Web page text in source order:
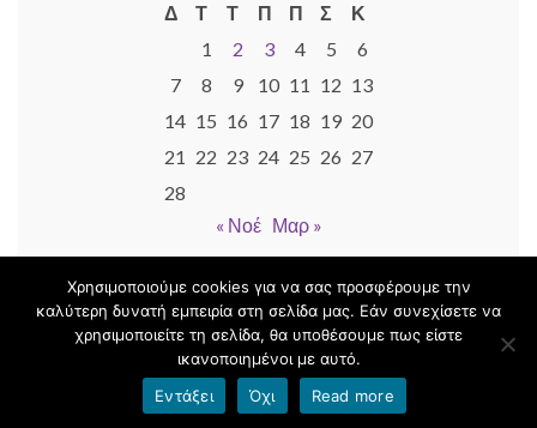
Δ
Τ Τ Π Π Σ
Κ
1
2 3 4 5
6
7
8 9 10 11 12 13
14 15 16 17 18 19 20
21 22 23 24 25 26 27
28
« Νοέ Μαρ »
© 2026 ΕΠΑ.Λ. - Ε.Κ. Πολυγύρου.
Θέμα Graphene.
Όροι χρήσης blogs.sch.gr|Δήλωση προσβασιμότητας
Χρησιμοποιούμε cookies για να σας προσφέρουμε την
καλύτερη δυνατή εμπειρία στη σελίδα μας. Εάν συνεχίσετε να
χρησιμοποιείτε τη σελίδα, θα υποθέσουμε πως είστε
ικανοποιημένοι με αυτό.
Εντάξει
Όχι Read more